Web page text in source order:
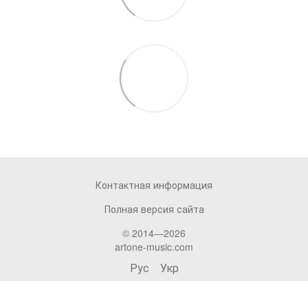
Контактная информация
Полная версия сайта
© 2014—2026
artone-music.com
Рус Укр